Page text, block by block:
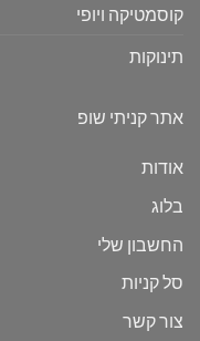
קוסמטיקה ויופי
תינוקות
אתר קניתי שופ
אודות
בלוג
החשבון שלי
סל קניות
צור קשר